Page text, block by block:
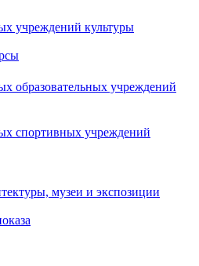
учреждений культуры
образовательных учреждений
спортивных учреждений
музеи и экспозиции